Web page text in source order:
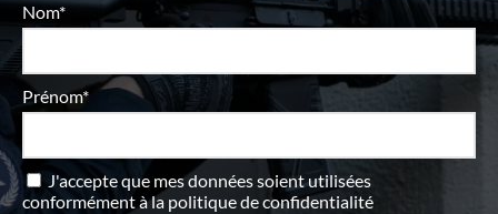
Nom*
Prénom*
J'accepte que mes données soient utilisées
conformément àla politique de confidentialité